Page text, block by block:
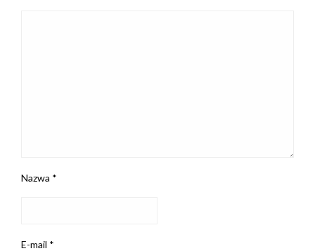
Nazwa *
E-mail *